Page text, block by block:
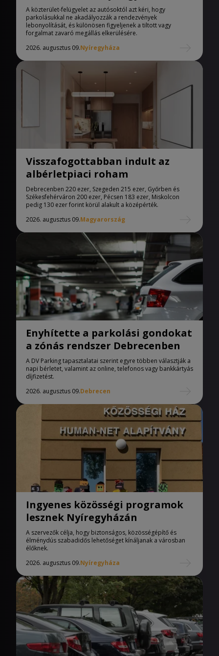
A közterület-felügyelet az autósoktól azt kéri, hogy
parkolásukkal ne akadályozzák a rendezvények
lebonyolítását, és különösen figyeljenek a tiltott vagy
forgalmat zavaró megállás elkerülésére.
2026. augusztus 09.Nyíregyháza
Visszafogottabban indult az
albérletpiaci roham
Debrecenben 220 ezer, Szegeden 215 ezer, Győrben és
Székesfehérváron 200 ezer, Pécsen 183 ezer, Miskolcon
pedig 130 ezer forint körül alakult a középérték.
2026. augusztus 09.Magyarország
Enyhítette a parkolási gondokat
a zónás rendszer Debrecenben
A DV Parking tapasztalatai szerint egyre többen választják a
napi bérletet, valamint az online, telefonos vagy bankkártyás
díjfizetést.
2026. augusztus 09.Debrecen
Ingyenes közösségi programok
lesznek Nyíregyházán
A szervezők célja, hogy biztonságos, közösségépítő és
élménydús szabadidős lehetőséget kínáljanak a városban
élőknek.
2026. augusztus 09.Nyíregyháza